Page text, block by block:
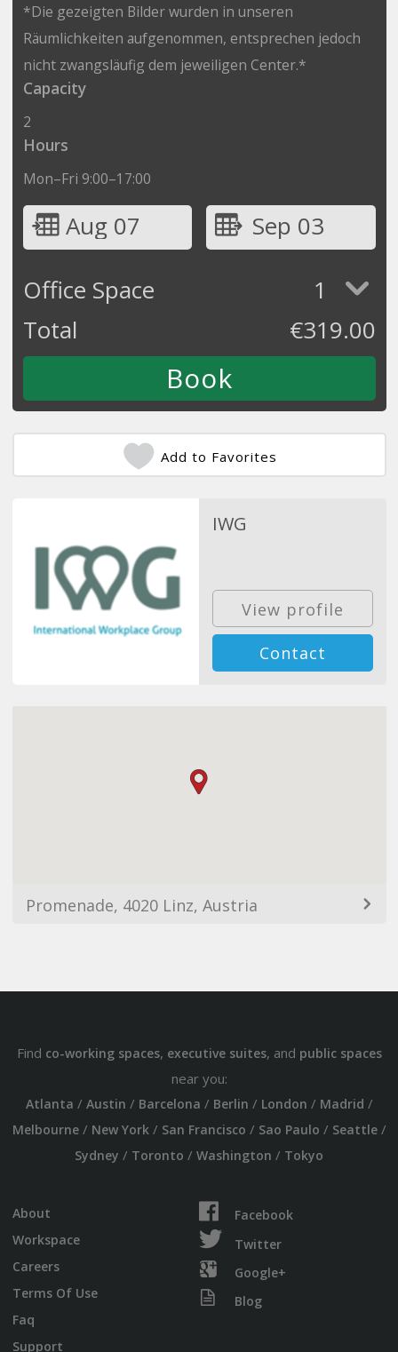
*Die gezeigten Bilder wurden in unseren
Räumlichkeiten aufgenommen, entsprechen jedoch
nicht zwangsläufig dem jeweiligen Center.*
Capacity
2
Hours
Mon–Fri 9:00–17:00
Aug 07
Sep 03
Office Space
1
Total
€319.00
Add to Favorites
IWG
View profile
Contact
Promenade, 4020 Linz, Austria
Find co-working spaces, executive suites, and public spaces
near you:
Atlanta / Austin / Barcelona / Berlin / London / Madrid /
Melbourne/ New York/ San Francisco / Sao Paulo / Seattle/
Sydney / Toronto / Washington / Tokyo
About
Workspace
Careers
Terms Of Use
Faq
Support
Facebook
Twitter
Google+
Blog